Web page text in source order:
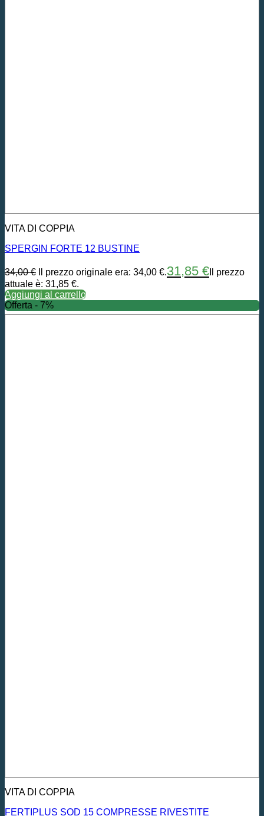
VITA DI COPPIA
SPERGIN FORTE 12 BUSTINE
34,00€ Il prezzo originale era: 34,00 €.31,85 € Il prezzo
attuale è: 31,85 €.
Aggiungi al carrello
Offerta - 7%
VITA DI COPPIA
FERTIPLUS SOD 15 COMPRESSE RIVESTITE